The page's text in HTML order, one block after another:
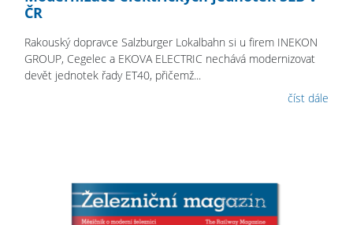
ČR
Rakouský dopravce Salzburger Lokalbahn si u firem INEKON
GROUP, Cegelec a EKOVA ELECTRIC nechává modernizovat
devět jednotek řady ET40, přičemž...
číst dále